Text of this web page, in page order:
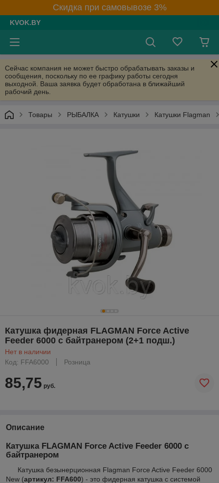
Скидка при самовывозе 3%
KVOK.BY
Сейчас компания не может быстро обрабатывать заказы и
сообщения, поскольку по ее графику работы сегодня
выходной. Ваша заявка будет обработана в ближайший
рабочий день.
Товары РЫБАЛКА Катушки Катушки Flagman
Катушка фидерная FLAGMAN Force Active
Feeder 6000 с байтранером (2+1 подш.)
Нет в наличии
Код: FFA6000
Розница
85,75 руб.
Описание
Катушка FLAGMAN Force Active Feeder 6000 с
байтранером
Катушка безынерционная Flagman Force Active Feeder 6000
New (артикул: FFA600) - это фидерная катушка с системой